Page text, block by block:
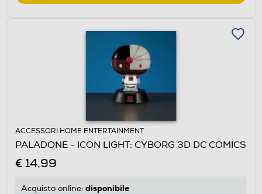
ACCESSORI HOME ENTERTAINMENT
PALADONE - ICON LIGHT: CYBORG 3D DC COMICS
€ 14,99
Acquisto online: disponibile